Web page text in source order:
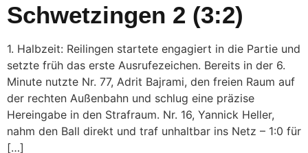
Schwetzingen 2 (3:2)
1. Halbzeit: Reilingen startete engagiert in die Partie und
setzte früh das erste Ausrufezeichen. Bereits in der 6.
Minute nutzte Nr. 77, Adrit Bajrami, den freien Raum auf
der rechten Außenbahn und schlug eine präzise
Hereingabe in den Strafraum. Nr. 16, Yannick Heller,
nahm den Ball direkt und traf unhaltbar ins Netz – 1:0 für
[…]